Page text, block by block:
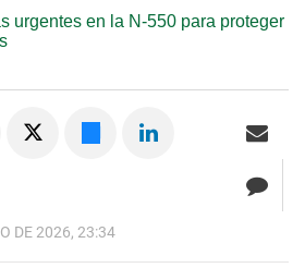
urgentes en la N-550 para proteger
DE 2026, 23:34